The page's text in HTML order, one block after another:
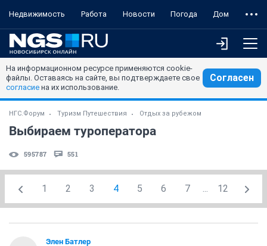
Недвижимость Работа Новости Погода Дом
На информационном ресурсе применяются cookie-
файлы. Оставаясь на сайте, вы подтверждаете свое
согласие на их использование.
Согласен
НГС.Форум Туризм Путешествия Отдых за рубежом
Выбираем туроператора
595787 551
1 2 3 4 5 6 7 ... 12
Элен Батлер